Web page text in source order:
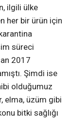
ilgili ülke
her bir ürün için
süreci
2017
Şimdi ise
olduğumuz
elma, üzüm gibi
bitki sağlığı